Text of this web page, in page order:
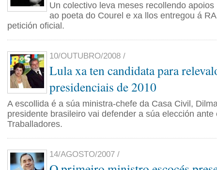
Un colectivo leva meses recollendo
ao poeta do Courel e xa llos entregou á
petición oficial.
10/OUTUBRO/2008 /
Lula xa ten candidata para
presidenciais de 2010
A escollida é a súa ministra-chefe da Casa Civil,
presidente brasileiro vai defender a súa elección ante
Traballadores.
14/AGOSTO/2007 /